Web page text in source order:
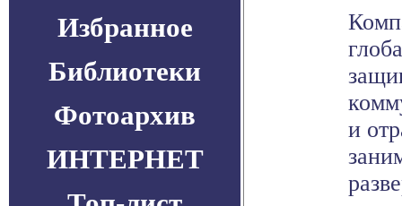
Избранное
Библиотеки
Фотоархив
ИНТЕРНЕТ
и